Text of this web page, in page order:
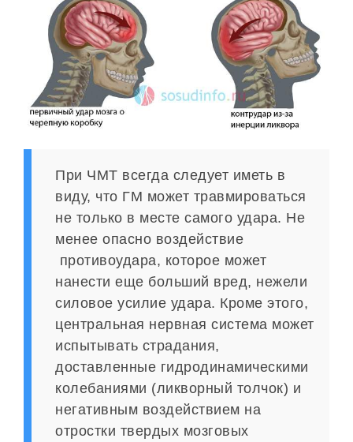
При ЧМТ всегда следует иметь в
виду, что ГМ может травмироваться
не только в месте самого удара. Не
менее опасно воздействие
противоудара, которое может
нанести еще больший вред, нежели
силовое усилие удара. Кроме этого,
центральная нервная система может
испытывать страдания,
доставленные гидродинамическими
колебаниями (ликворный толчок) и
негативным воздействием на
отростки твердых мозговых